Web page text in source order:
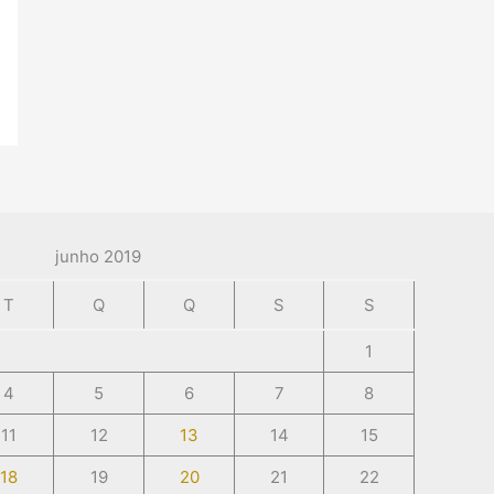
junho 2019
T Q Q S S
1
4
5 6 7
8
11
12 13 14
15
18
19 20 21 22